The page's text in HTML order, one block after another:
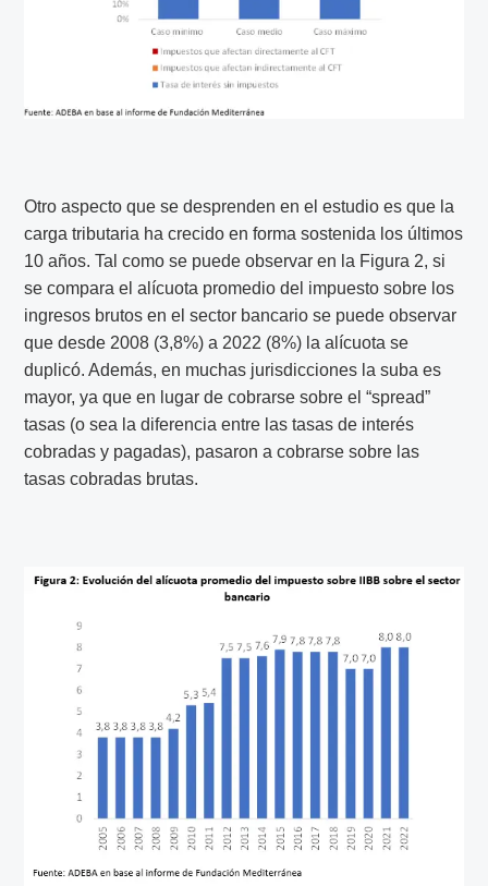
Otro aspecto que se desprenden en el estudio es que la
carga tributaria ha crecido en forma sostenida los últimos
10 años. Tal como se puede observar en la Figura 2, si
se compara el alícuota promedio del impuesto sobre los
ingresos brutos en el sector bancario se puede observar
que desde 2008 (3,8%) a 2022 (8%) la alícuota se
duplicó. Además, en muchas jurisdicciones la suba es
mayor, ya que en lugar de cobrarse sobre el “spread”
tasas (o sea la diferencia entre las tasas de interés
cobradas y pagadas), pasaron a cobrarse sobre las
tasas cobradas brutas.